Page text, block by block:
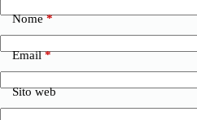
Nome*
Email*
Sito web